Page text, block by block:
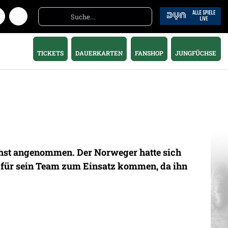
TICKETS DAUERKARTEN FANSHOP JUNGFÜCHSE
angenommen. Der Norweger hatte sich
sein Team zum Einsatz kommen, da ihn